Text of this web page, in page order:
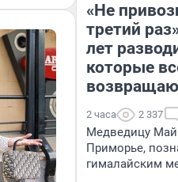
«Не
третий
лет
которые
2 часа 2 337
Медведицу
Приморье,
гималайским